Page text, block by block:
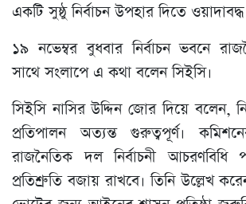
একটি সুষ্ঠু নির্বাচন উপহার দিতে
১৯ নভেম্বর বুধবার নির্বাচন ভবনে
সাথে সংলাপে এ কথা বলেন সিইসি।
সিইসি নাসির উদ্দিন জোর দিয়ে বলেন,
প্রতিপালন অত্যন্ত গুরুত্বপূর্ণ।
রাজনৈতিক দল নির্বাচনী আচরণবিধি
প্রতিশ্রুতি বজায় রাখবে। তিনি উল্লেখ